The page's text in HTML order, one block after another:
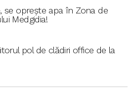
se oprește apa în Zona de
Medgidia!
pol de clădiri office de la